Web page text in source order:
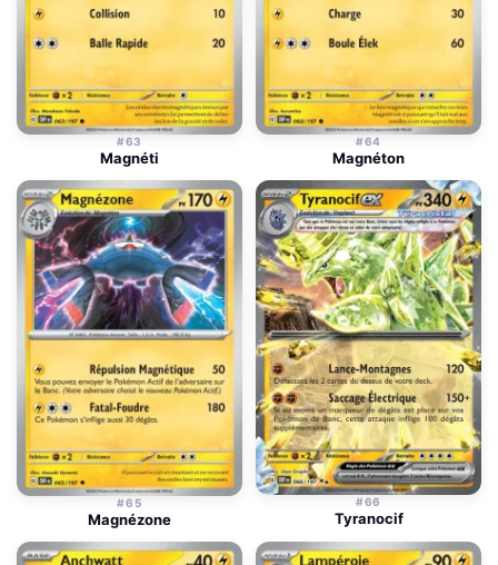
#63
Magnéti
#64
Magnéton
#65
Magnézone
#66
Tyranocif